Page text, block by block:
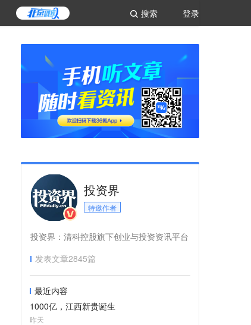
登录
搜索
投资界
特邀作者
投资界：清科控股旗下创业与投资资讯平台
发表文章2845篇
最近内容
1000亿，江西新贵诞生
昨天